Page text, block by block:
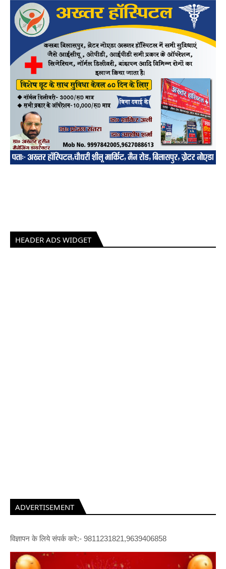
HEADER ADS WIDGET
ADVERTISEMENT
विज्ञापन के लिये संपर्क करे:- 9811231821,9639406858